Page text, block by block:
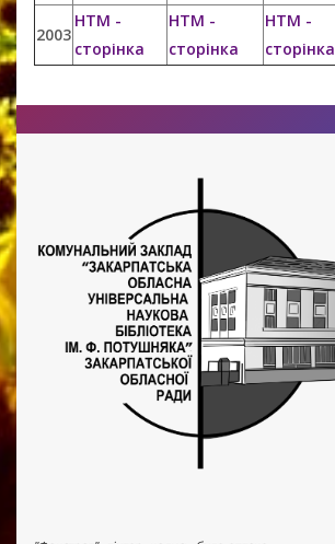
2003
HTM -
сторінка
HTM -
сторінка
HTM -
сторінка